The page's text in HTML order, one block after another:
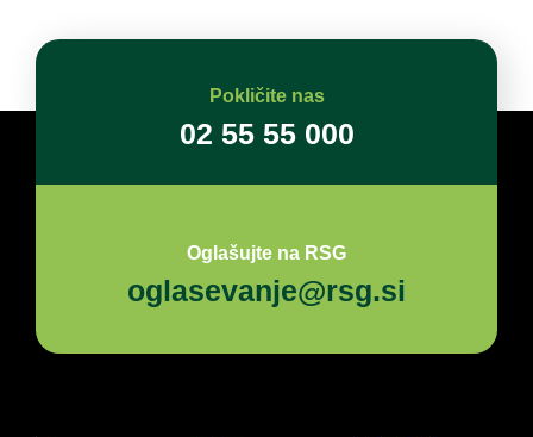
Pokličite nas
02 55 55 000
Oglašujte na RSG
oglasevanje@rsg.si